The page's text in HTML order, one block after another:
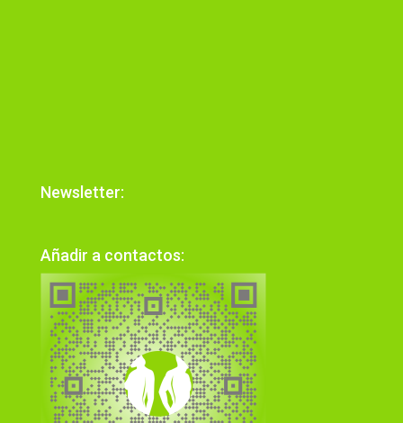
Newsletter:
Añadir a contactos: